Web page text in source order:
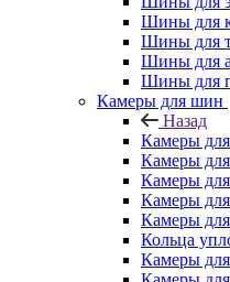
Шины для
Шины для
Шины для
Шины для
Камеры для шин
Назад
Камеры
Камеры
Камеры для
Камеры
Камеры
Кольца
Камеры для